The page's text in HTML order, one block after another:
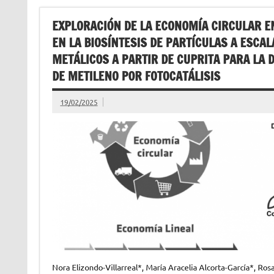
EXPLORACIÓN DE LA ECONOMÍA CIRCULAR
EN LA BIOSÍNTESIS DE PARTÍCULAS A
METÁLICOS A PARTIR DE CUPRITA PARA LA
DE METILENO POR FOTOCATÁLISIS
19/02/2025
Nora Elizondo-Villarreal*, María Aracelia Alcorta-García*,